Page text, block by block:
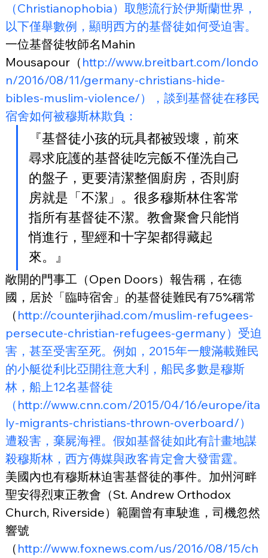
（Christianophobia）取態流行於伊斯蘭世界，
以下僅舉數例，顯明西方的基督徒如何受迫害。
一位基督徒牧師名Mahin
Mousapour（ http://www.breitbart.com/londo
n/2016/08/11/germany-christians-hide-
bibles-muslim-violence/），談到基督徒在移民
宿舍如何被穆斯林欺負：
『基督徒小孩的玩具都被毀壞，前來
尋求庇護的基督徒吃完飯不僅洗自己
的盤子，更要清潔整個廚房，否則廚
房就是「不潔」。很多穆斯林住客常
指所有基督徒不潔。教會聚會只能悄
悄進行，聖經和十字架都得藏起
來。』
敞開的門事工（Open Doors）報告稱，在德
國，居於「臨時宿舍」的基督徒難民有75%稱常
（ http://counterjihad.com/muslim-refugees-
persecute-christian-refugees-germany）受迫
害，甚至受害至死。例如，2015年一艘滿載難民
的小艇從利比亞開往意大利，船民多數是穆斯
林，船上12名基督徒
（http://www.cnn.com/2015/04/16/europe/ita
ly-migrants-christians-thrown-overboard/）
遭殺害，棄屍海裡。假如基督徒如此有計畫地謀
殺穆斯林，西方傳媒與政客肯定會大發雷霆。
美國內也有穆斯林迫害基督徒的事件。加州河畔
聖安得烈東正教會（St. Andrew Orthodox
Church, Riverside）範圍曾有車駛進，司機忽然
響號
（ http://www.foxnews.com/us/2016/08/15/ch